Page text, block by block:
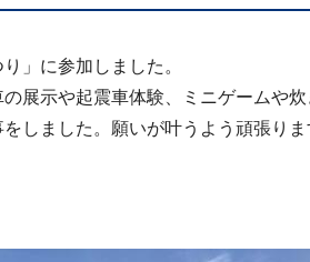
」に参加しました。
展示や起震車体験、ミニゲームや
しました。願いが叶うよう頑張りま